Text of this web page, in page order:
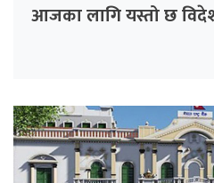
आजका लागि यस्तो छ